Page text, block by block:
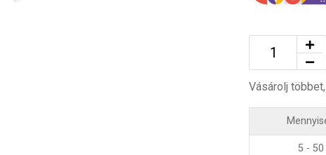
Vásárolj
5 - 50